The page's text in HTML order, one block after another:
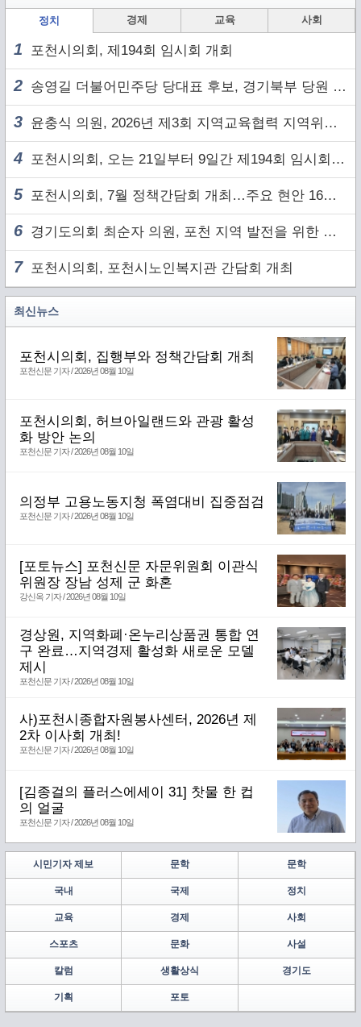
정치 경제 교육 사회
1 포천시의회, 제194회 임시회 개회
2 송영길 더불어민주당 당대표 후보, 경기북부 당원 및 2030 세대와 ‘소통 행보’
3 윤충식 의원, 2026년 제3회 지역교육협력 지역위원회 주재
4 포천시의회, 오는 21일부터 9일간 제194회 임시회 개회
5 포천시의회, 7월 정책간담회 개최…주요 현안 16건 점검
6 경기도의회 최순자 의원, 포천 지역 발전을 위한 정담회 개최
7포천시의회, 포천시노인복지관 간담회 개최
최신뉴스
포천시의회, 집행부와 정책간담회 개최
포천신문 기자 / 2026년 08월 10일
포천시의회, 허브아일랜드와 관광 활성
화 방안 논의
포천신문 기자 / 2026년 08월 10일
의정부 고용노동지청 폭염대비 집중점검
포천신문 기자 / 2026년 08월 10일
[포토뉴스] 포천신문 자문위원회 이관식
위원장 장남 성제 군 화혼
강신옥 기자 / 2026년 08월 10일
경상원, 지역화폐·온누리상품권 통합 연
구 완료…지역경제 활성화 새로운 모델
제시
포천신문 기자 / 2026년 08월 10일
사)포천시종합자원봉사센터, 2026년 제
2차 이사회 개최!
포천신문 기자 / 2026년 08월 10일
[김종걸의 플러스에세이 31] 찻물 한 컵
의 얼굴
포천신문 기자 / 2026년 08월 10일
시민기자 제보 문학 문학
국내 국제 정치
교육 경제 사회
스포츠 문화 사설
칼럼 생활상식 경기도
기획 포토